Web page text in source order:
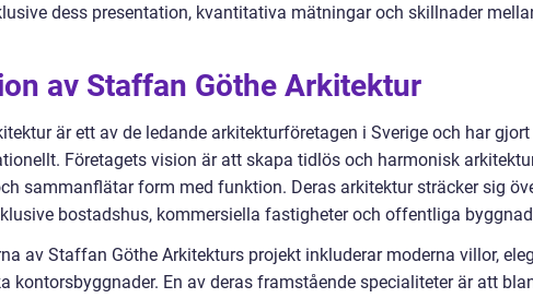
dess presentation, kvantitativa mätningar och skillnader
av Staffan Göthe Arkitektur
är ett av de ledande arkitekturföretagen i Sverige och har
Företagets vision är att skapa tidlös och harmonisk
sammanflätar form med funktion. Deras arkitektur sträcker sig
bostadshus, kommersiella fastigheter och offentliga
av Staffan Göthe Arkitekturs projekt inkluderar moderna villor,
kontorsbyggnader. En av deras framstående specialiteter är att